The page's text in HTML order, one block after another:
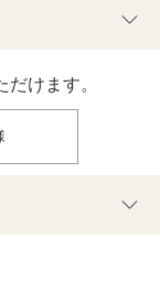
けます。